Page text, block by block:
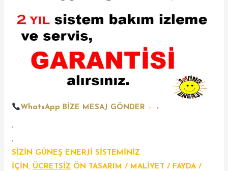
WhatsApp BİZE MESAJ GÖNDER ←←
,
,
SİZİN GÜNEŞ ENERJİ SİSTEMİNİZ
İÇİN, ÜCRETSİZ ÖN TASARIM / MALİYET / FAYDA /